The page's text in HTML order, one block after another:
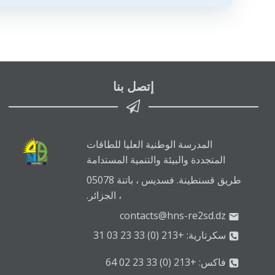
إتصل بنا
المدرسة الوطنية العليا للطاقات
المتجددة والبيئة والتنمية المستدامة
طريق قسنطينة. فسديس ، باتنة 05078
، الجزائر.
contacts@hns-re2sd.dz
سكرتارية: +213 (0) 33 23 03 31
فاكس: +213 (0) 33 23 02 64